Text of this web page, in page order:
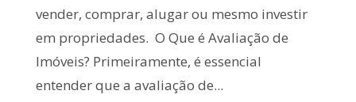
vender, comprar, alugar ou mesmo investir
em propriedades. O Que é Avaliação de
Imóveis? Primeiramente, é essencial
entender que a avaliação de...